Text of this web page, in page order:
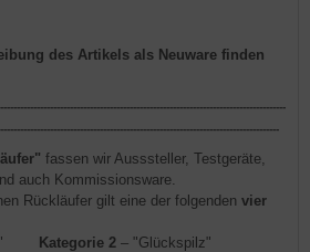
des Artikels als Neuware finden
fassen wir Ausssteller, Testgeräte,
auch Kommissionsware.
Rückläufer gilt eine der folgenden vier
Kategorie 2 – "Glückspilz"